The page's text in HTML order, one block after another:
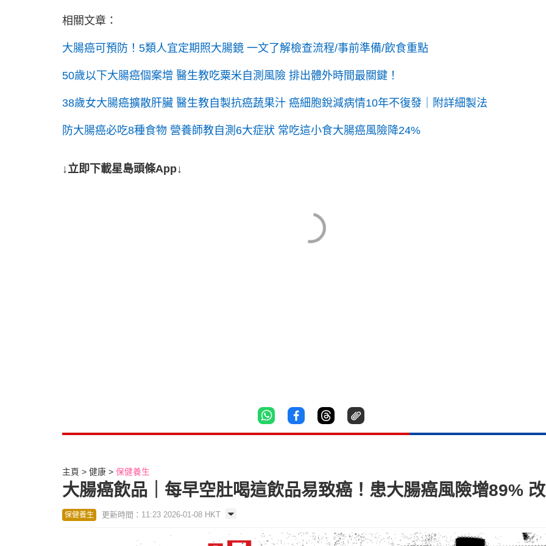
相關文章：
大腸癌可預防！5類人宜定期照大腸鏡 一文了解檢查流程/事前準備/飲食重點
50歲以下大腸癌個案增 醫生教吃粟米自測風險 排出體外時間最關鍵！
38歲女大腸癌擴散肝臟 醫生教自製抗癌蔬果汁 癌細胞銳減病情10年不復發｜附詳細製法
防大腸癌必吃8種食物 營養師教自測6大症狀 常吃這小食大腸癌風險降24%
↓立即下載星島頭條App↓
主頁 健康 保健養生
大腸癌飲品｜每早空肚喝這飲品易致癌！患大腸癌風險增89%
保健養生 更新時間：11:23 2026-01-08 HKT